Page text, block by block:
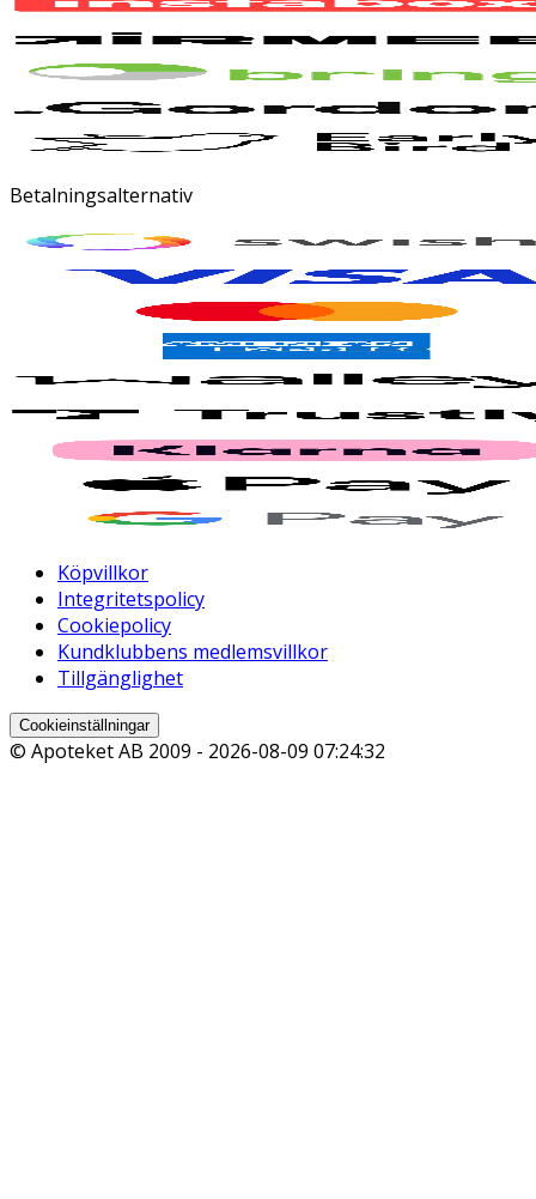
Betalningsalternativ
Köpvillkor
Integritetspolicy
Cookiepolicy
Kundklubbens medlemsvillkor
Tillgänglighet
Cookieinställningar
© Apoteket AB 2009 - 2026-08-09 07:24:32